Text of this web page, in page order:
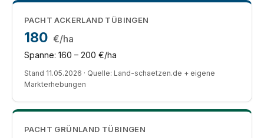
PACHT ACKERLAND TÜBINGEN
180 €/ha
Spanne: 160 – 200 €/ha
Stand 11.05.2026 · Quelle: Land-schaetzen.de + eigene
Markterhebungen
PACHT GRÜNLAND TÜBINGEN